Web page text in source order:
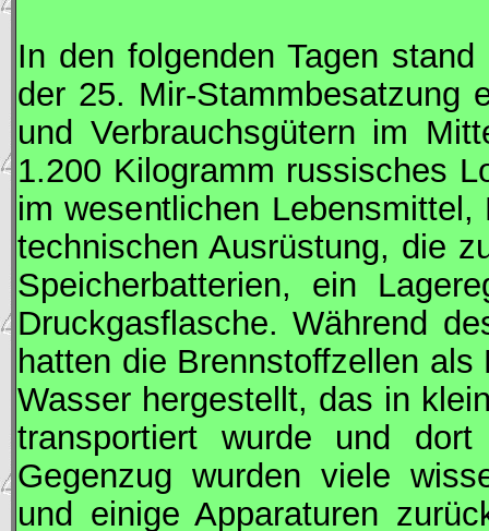
In den folgenden Tagen
der 25. Mir-Stammbesatzung
und Verbrauchsgütern im
1.200 Kilogramm russisches
im wesentlichen
technischen Ausrüstung, die
Speicherbatterien, ein
Druckgasflasche. Während
hatten die Brennstoffzellen
Wasser hergestellt, das in
transportiert wurde und
Gegenzug wurden viele
und einige Apparaturen